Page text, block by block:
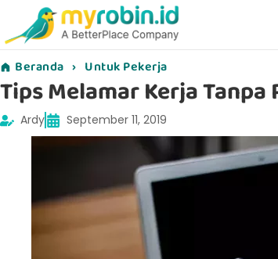
Beranda › Untuk Pekerja
Tips Melamar Kerja Tanpa
Ardy September 11, 2019